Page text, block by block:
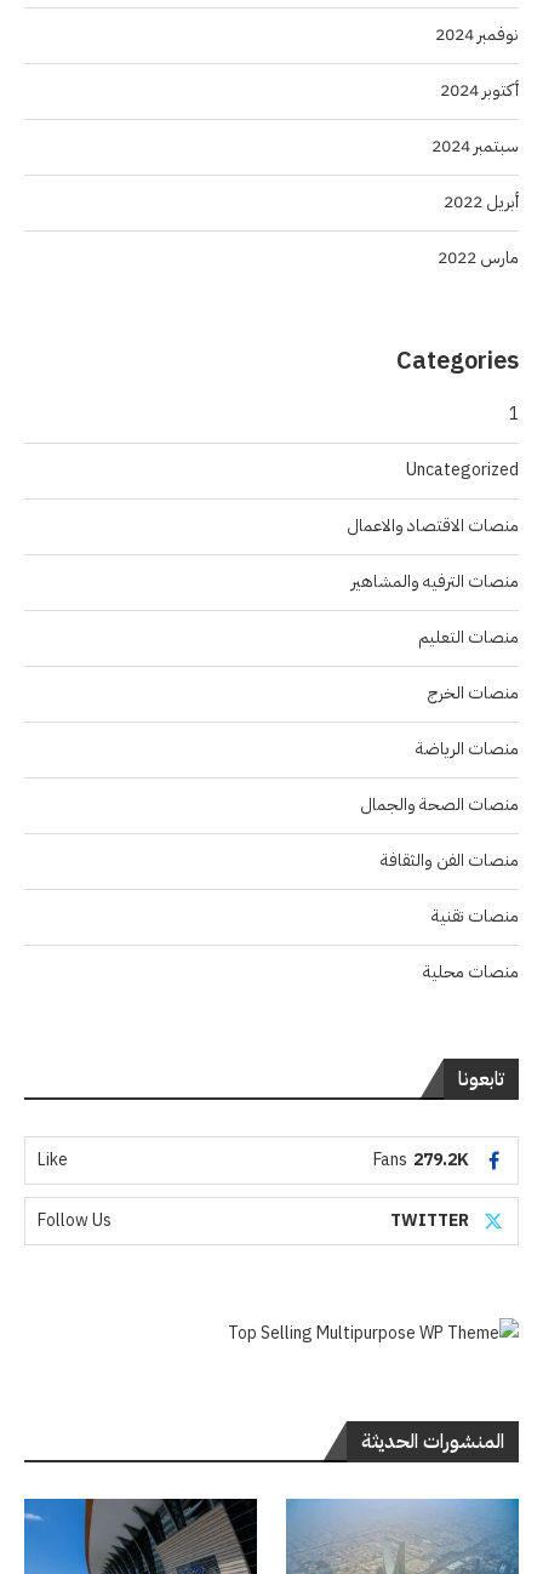
نوفمبر 2024
أكتوبر 2024
سبتمبر 2024
أبريل 2022
مارس 2022
Categories
1
Uncategorized
منصات الاقتصاد والاعمال
منصات الترفيه والمشاهير
منصات التعليم
منصات الخرج
منصات الرياضة
منصات الصحة والجمال
منصات الفن والثقافة
منصات تقنية
منصات محلية
تابعونا
279.2K
Fans
Like
TWITTER
Follow Us
المنشورات الحديثة